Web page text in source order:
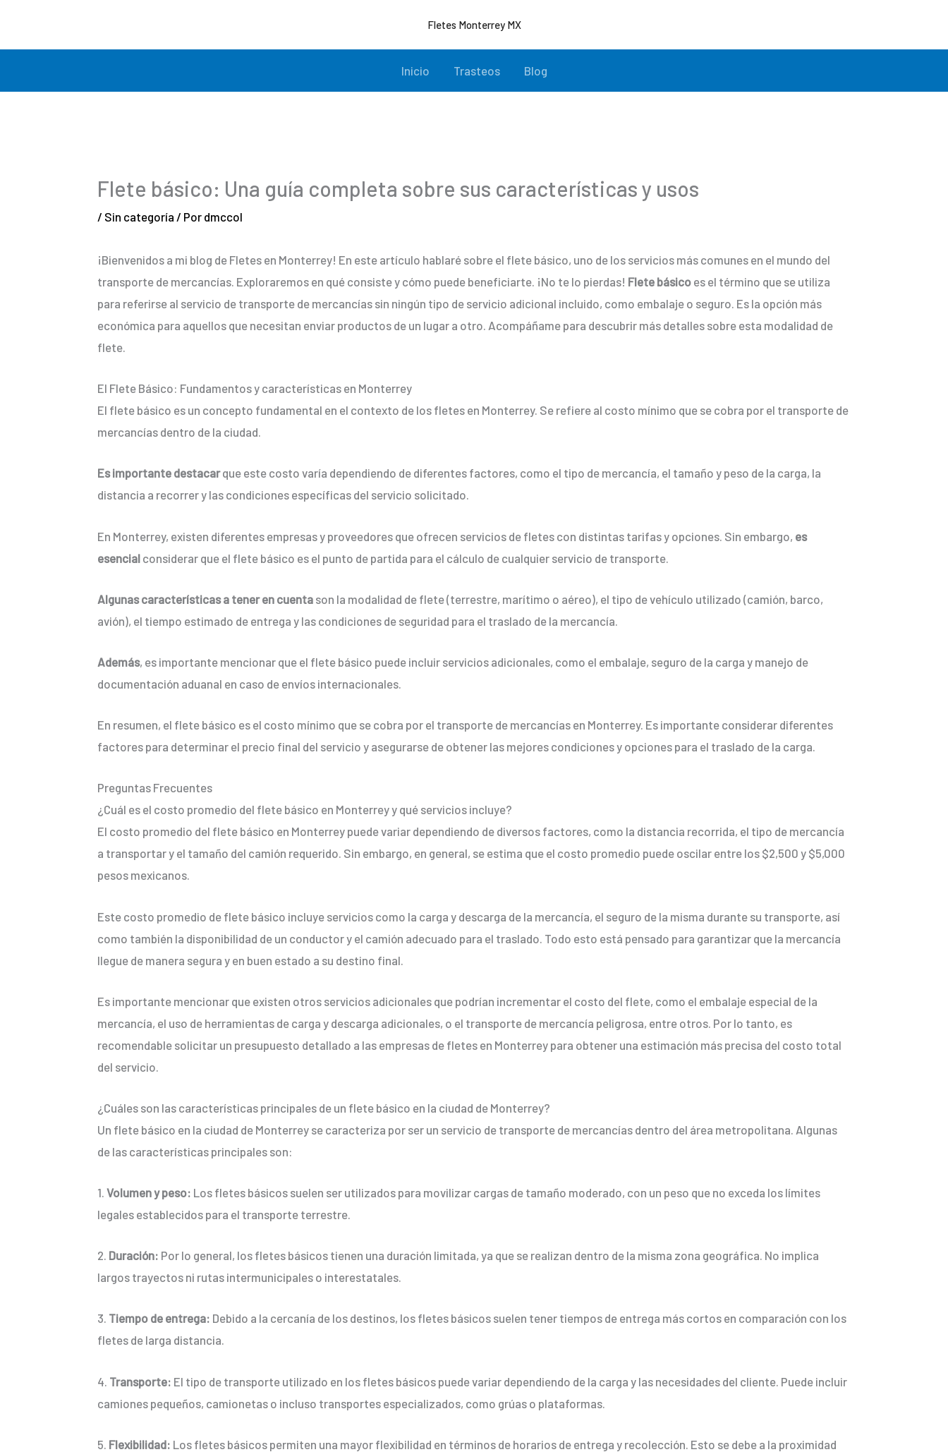
contenido
Fletes Monterrey MX
Inicio Trasteos Blog
Flete básico: Una guía completa sobre sus características y usos
/ Sin categoría / Por dmccol
¡Bienvenidos a mi blog de Fletes en Monterrey! En este artículo hablaré sobre el flete básico, uno de los servicios más comunes en el mundo del
transporte de mercancías. Exploraremos en qué consiste y cómo puede beneficiarte. ¡No te lo pierdas! Flete básico es el término que se utiliza
para referirse al servicio de transporte de mercancías sin ningún tipo de servicio adicional incluido, como embalaje o seguro. Es la opción más
económica para aquellos que necesitan enviar productos de un lugar a otro. Acompáñame para descubrir más detalles sobre esta modalidad de
flete.
El Flete Básico: Fundamentos y características en Monterrey
El flete básico es un concepto fundamental en el contexto de los fletes en Monterrey. Se refiere al costo mínimo que se cobra por el transporte de
mercancías dentro de la ciudad.
Es importante destacarque este costo varía dependiendo de diferentes factores, como el tipo de mercancía, el tamaño y peso de la carga, la
distancia a recorrer y las condiciones específicas del servicio solicitado.
En Monterrey, existen diferentes empresas y proveedores que ofrecen servicios de fletes con distintas tarifas y opciones. Sin embargo, es
esencial considerar que el flete básico es el punto de partida para el cálculo de cualquier servicio de transporte.
Algunas características a tener en cuenta son la modalidad de flete (terrestre, marítimo o aéreo), el tipo de vehículo utilizado (camión, barco,
avión), el tiempo estimado de entrega y las condiciones de seguridad para el traslado de la mercancía.
Además, es importante mencionar que el flete básico puede incluir servicios adicionales, como el embalaje, seguro de la carga y manejo de
documentación aduanal en caso de envíos internacionales.
En resumen, el flete básico es el costo mínimo que se cobra por el transporte de mercancías en Monterrey. Es importante considerar diferentes
factores para determinar el precio final del servicio y asegurarse de obtener las mejores condiciones y opciones para el traslado de la carga.
Preguntas Frecuentes
¿Cuál es el costo promedio del flete básico en Monterrey y qué servicios incluye?
El costo promedio del flete básico en Monterrey puede variar dependiendo de diversos factores, como la distancia recorrida, el tipo de mercancía
a transportar y el tamaño del camión requerido. Sin embargo, en general, se estima que el costo promedio puede oscilar entre los $2,500 y $5,000
pesos mexicanos.
Este costo promedio de flete básico incluye servicios como la carga y descarga de la mercancía, el seguro de la misma durante su transporte, así
como también la disponibilidad de un conductor y el camión adecuado para el traslado. Todo esto está pensado para garantizar que la mercancía
llegue de manera segura y en buen estado a su destino final.
Es importante mencionar que existen otros servicios adicionales que podrían incrementar el costo del flete, como el embalaje especial de la
mercancía, el uso de herramientas de carga y descarga adicionales, o el transporte de mercancía peligrosa, entre otros. Por lo tanto, es
recomendable solicitar un presupuesto detallado a las empresas de fletes en Monterrey para obtener una estimación más precisa del costo total
del servicio.
¿Cuáles son las características principales de un flete básico en la ciudad de Monterrey?
Un flete básico en la ciudad de Monterrey se caracteriza por ser un servicio de transporte de mercancías dentro del área metropolitana. Algunas
de las características principales son:
1. Volumen y peso: Los fletes básicos suelen ser utilizados para movilizar cargas de tamaño moderado, con un peso que no exceda los límites
legales establecidos para el transporte terrestre.
2. Duración: Por lo general, los fletes básicos tienen una duración limitada, ya que se realizan dentro de la misma zona geográfica. No implica
largos trayectos ni rutas intermunicipales o interestatales.
3. Tiempo de entrega: Debido a la cercanía de los destinos, los fletes básicos suelen tener tiempos de entrega más cortos en comparación con los
fletes de larga distancia.
4. Transporte: El tipo de transporte utilizado en los fletes básicos puede variar dependiendo de la carga y las necesidades del cliente. Puede incluir
camiones pequeños, camionetas o incluso transportes especializados, como grúas o plataformas.
5. Flexibilidad: Los fletes básicos permiten una mayor flexibilidad en términos de horarios de entrega y recolección. Esto se debe a la proximidad